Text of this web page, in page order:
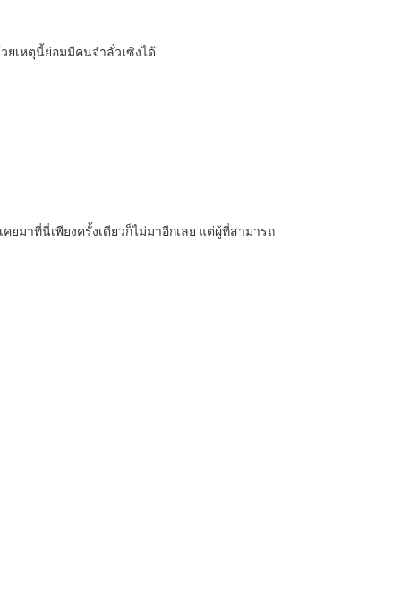
เหตุนี้ย่อมมีคนจำลั่วเซิงได้
มาที่นี่เพียงครั้งเดียวก็ไม่มาอีกเลย แต่ผู้ที่สามารถ